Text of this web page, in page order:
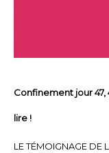
Confinement jour
lire !
LE TÉMOIGNAGE